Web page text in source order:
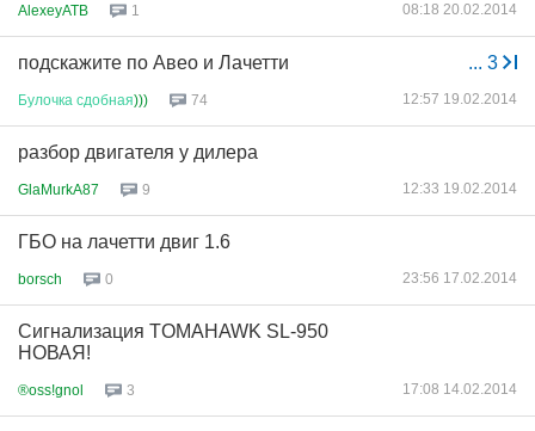
AlexeyATB 1 08:18 20.02.2014
... 3
подскажите по Авео и Лачетти
Булочка сдобная))) 74 12:57 19.02.2014
разбор двигателя у дилера
GlaMurkA87 9 12:33 19.02.2014
ГБО на лачетти двиг 1.6
borsch 0 23:56 17.02.2014
Сигнализация TOMAHAWK SL-950
НОВАЯ!
®oss!gnol 3 17:08 14.02.2014